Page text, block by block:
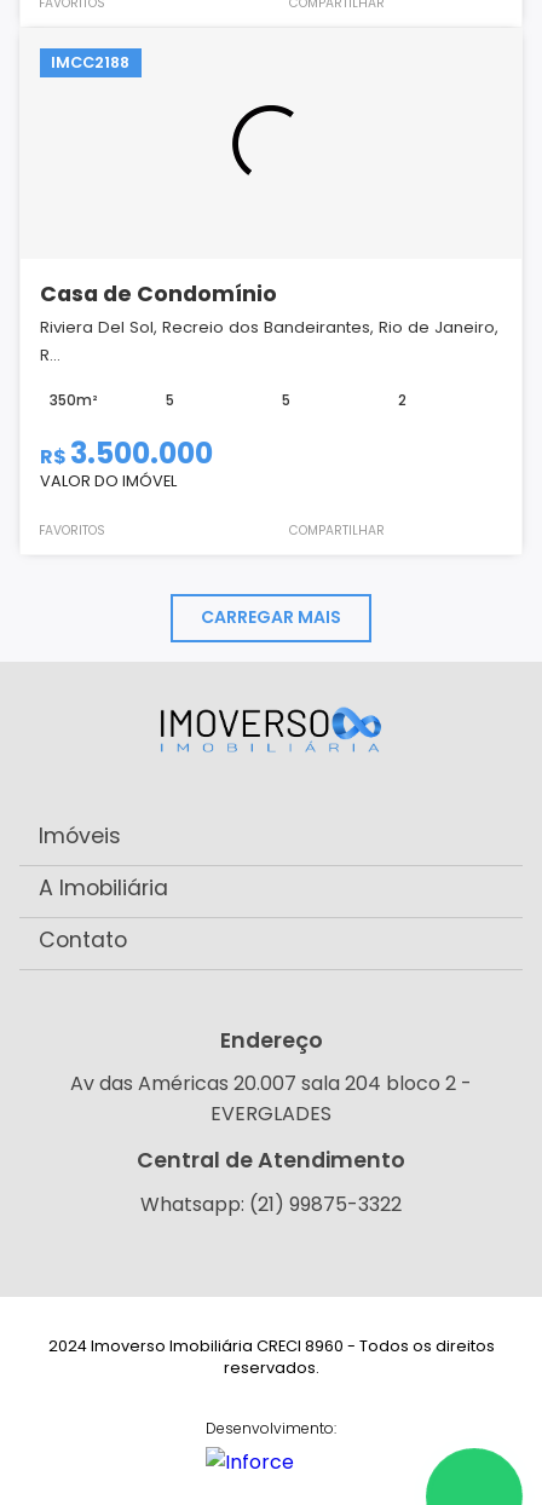
IMCC2188
Casa de Condomínio
Riviera Del Sol, Recreio dos Bandeirantes, Rio de Janeiro,
R...
350m² 5 5 2
R$ 3.500.000
VALOR DO IMÓVEL
FAVORITOS COMPARTILHAR
CARREGAR MAIS
Imóveis
A Imobiliária
Contato
Endereço
Av das Américas 20.007 sala 204 bloco 2 -
EVERGLADES
Central de Atendimento
Whatsapp: (21) 99875-3322
2024 Imoverso Imobiliária CRECI 8960 - Todos os direitos
reservados.
Desenvolvimento: